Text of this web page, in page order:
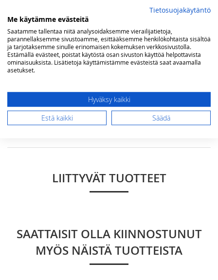
Yhteenveto
Arvostelu
Lähetä arvostelu
LIITTYVÄT TUOTTEET
SAATTAISIT OLLA KIINNOSTUNUT
MYÖS NÄISTÄ TUOTTEISTA
Tietosuojakäytäntö
Me käytämme evästeitä
Saatamme tallentaa niitä analysoidaksemme vierailijatietoja,
parannellaksemme sivustoamme, esittääksemme henkilökohtaista sisältöä
ja tarjotaksemme sinulle erinomaisen kokemuksen verkkosivustolla.
Estämällä evästeet, poistat käytöstä osan sivuston käyttöä helpottavista
ominaisuuksista. Lisätietoja käyttämistämme evästeistä saat avaamalla
asetukset.
Hyväksy kaikki
Estä kaikki Säädä